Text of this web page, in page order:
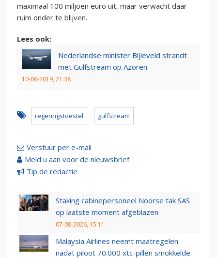
maximaal 100 miljoen euro uit, maar verwacht daar
ruim onder te blijven.
Lees ook:
Nederlandse minister Bijleveld strandt
met Gulfstream op Azoren
10-06-2019, 21:38
regeringstoestel gulfstream
Verstuur per e-mail
Meld u aan voor de nieuwsbrief
Tip de redactie
Staking cabinepersoneel Noorse tak SAS
op laatste moment afgeblazen
07-08-2026, 15:11
Malaysia Airlines neemt maatregelen
nadat piloot 70.000 xtc-pillen smokkelde